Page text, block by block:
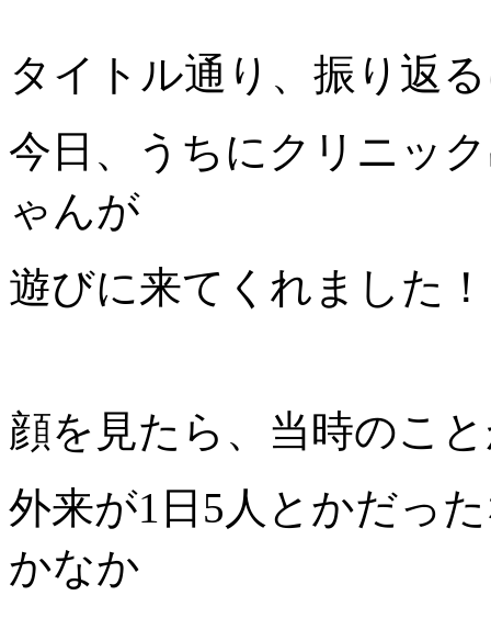
タイトル通り、振り返
今日、うちにクリニッ
ゃんが
遊びに来てくれました！
顔を見たら、当時のこ
外来が1日5人とかだっ
かなか